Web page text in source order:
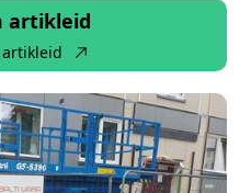
artikleid
artikleid